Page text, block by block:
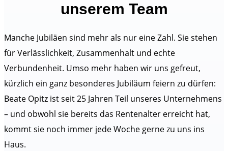
unserem Team
Manche Jubiläen sind mehr als nur eine Zahl. Sie stehen
für Verlässlichkeit, Zusammenhalt und echte
Verbundenheit. Umso mehr haben wir uns gefreut,
kürzlich ein ganz besonderes Jubiläum feiern zu dürfen:
Beate Opitz ist seit 25 Jahren Teil unseres Unternehmens
– und obwohl sie bereits das Rentenalter erreicht hat,
kommt sie noch immer jede Woche gerne zu uns ins
Haus.